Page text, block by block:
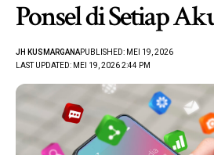
Ponsel di Setiap
LAST UPDATED: MEI 19, 2026 2:44 PM
JH KUSMARGANAPUBLISHED: MEI 19, 2026